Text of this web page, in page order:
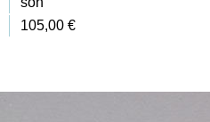
105,00 €